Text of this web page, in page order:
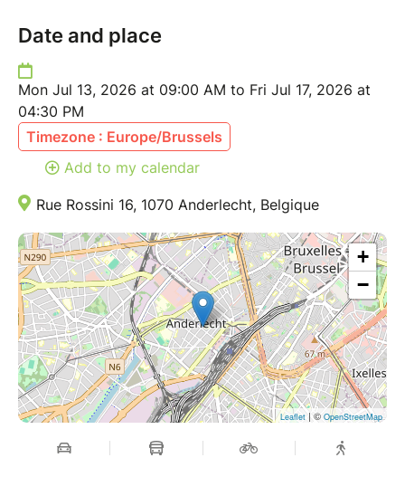
Date and place
Mon Jul 13, 2026 at 09:00 AM to Fri Jul 17, 2026 at
04:30 PM
Timezone : Europe/Brussels
Add to my calendar
Rue Rossini 16, 1070 Anderlecht, Belgique
+
−
Leaflet | © OpenStreetMap